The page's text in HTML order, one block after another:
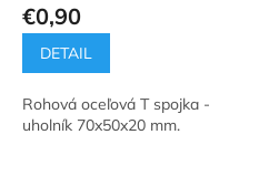
€0,90
DETAIL
Rohová oceľová T spojka -
uholník 70x50x20 mm.